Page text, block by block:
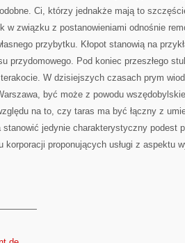
Ci, którzy jednakże mają to
w związku z postanowieniami odnośnie
przybytku. Kłopot stanowią na
przydomowego. Pod koniec przeszłego
W dzisiejszych czasach prym
być może z powodu
na to, czy taras ma być łączny z
jedynie charakterystyczny podest
korporacji proponujących usługi z aspektu